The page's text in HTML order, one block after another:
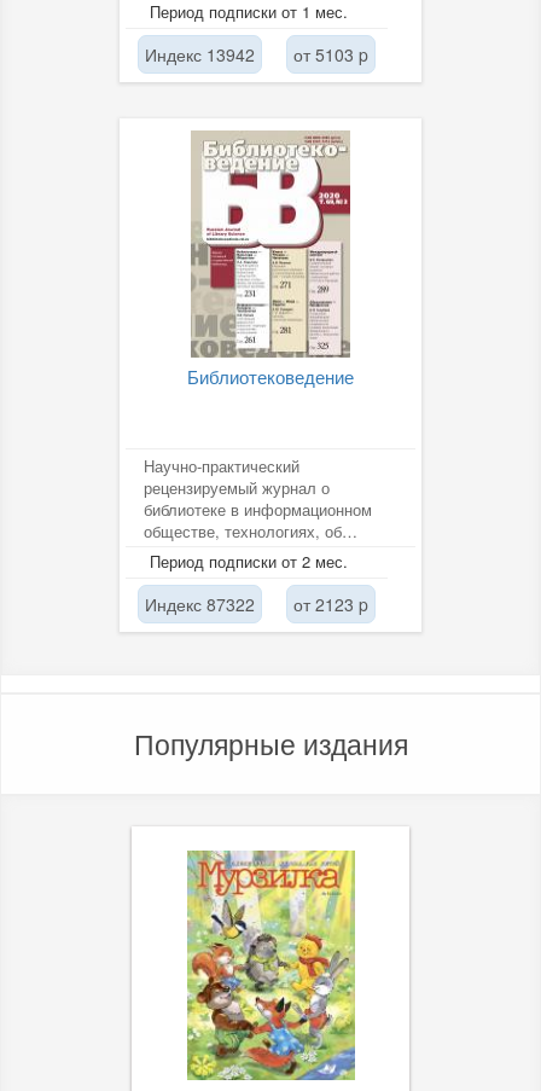
Тютчев Ф....
Период подписки от 1 мес.
Индекс 13942 от 5103 p
Библиотековедение
Научно-практический
рецензируемый журнал о
библиотеке в информационном
обществе, технологиях, об
уникальных книгах и коллекциях,
о чтении, научных...
Период подписки от 2 мес.
Индекс 87322 от 2123 p
Популярные издания